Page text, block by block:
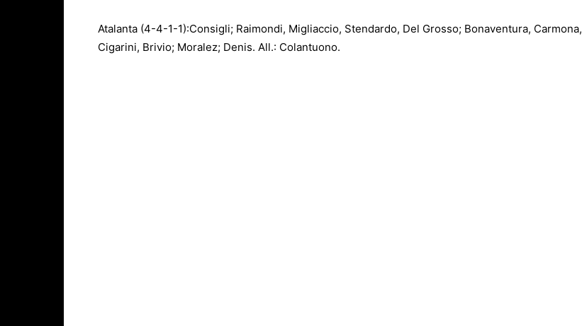
Atalanta (4-4-1-1):Consigli; Raimondi, Migliaccio, Stendardo, Del Grosso; Bonaventura, Carmona,
Cigarini, Brivio; Moralez; Denis. All.: Colantuono.